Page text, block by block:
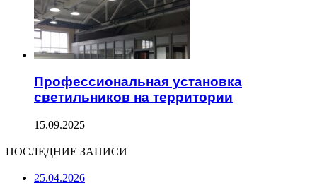
Профессиональная установка
светильников на территории
15.09.2025
ПОСЛЕДНИЕ ЗАПИСИ
25.04.2026